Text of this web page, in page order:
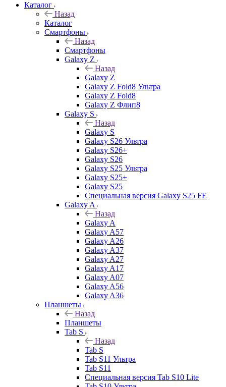
Каталог
Назад
Каталог
Смартфоны
Назад
Смартфоны
Galaxy Z
Назад
Galaxy Z
Galaxy Z Fold8 Ультра
Galaxy Z Fold8
Galaxy Z Флип8
Galaxy S
Назад
Galaxy S
Galaxy S26 Ультра
Galaxy S26+
Galaxy S26
Galaxy S25 Ультра
Galaxy S25+
Galaxy S25
Специальная версия Galaxy S25 FE
Galaxy A
Назад
Galaxy A
Galaxy A57
Galaxy A26
Galaxy A37
Galaxy A27
Galaxy A17
Galaxy A07
Galaxy A56
Galaxy A36
Планшеты
Назад
Планшеты
Tab S
Назад
Tab S
Tab S11 Ультра
Tab S11
Специальная версия Tab S10 Lite